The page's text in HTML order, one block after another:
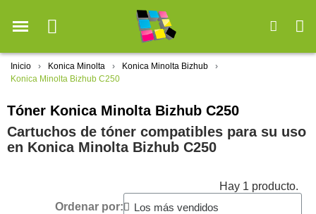
Inicio Konica Minolta
Konica Minolta Bizhub
Konica Minolta Bizhub C250
Tóner Konica Minolta Bizhub C250
Cartuchos de tóner compatibles para su uso
en Konica Minolta Bizhub C250
Hay 1 producto.
Ordenar por: